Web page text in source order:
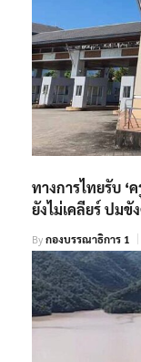
ทางการไทยรับ ‘
ยังไม่เคลียร์ ปมขั
Byกองบรรณาธิการ 1